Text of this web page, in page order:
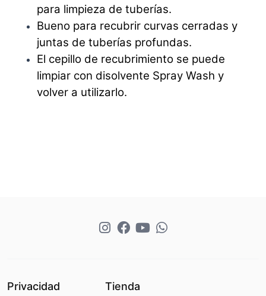
para limpieza de tuberías.
Bueno para recubrir curvas cerradas y
juntas de tuberías profundas.
El cepillo de recubrimiento se puede
limpiar con disolvente Spray Wash y
volver a utilizarlo.
Privacidad Tienda